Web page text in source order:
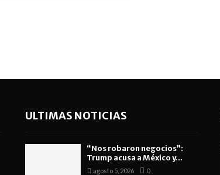
ULTIMAS NOTICIAS
“Nos robaron negocios”:
Trump acusa a México y...
agosto 5, 2026 0